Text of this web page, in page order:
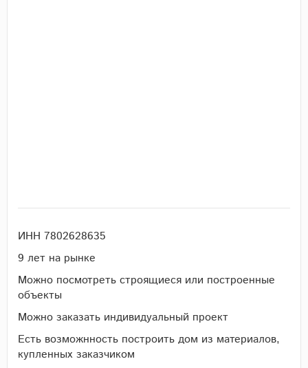
ИНН 7802628635
9 лет на рынке
Можно посмотреть строящиеся или построенные
объекты
Можно заказать индивидуальный проект
Есть возможнность построить дом из материалов,
купленных заказчиком